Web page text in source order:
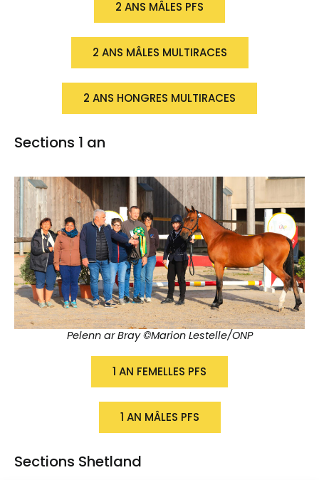
2 ANS MÂLES PFS
2 ANS MÂLES MULTIRACES
2 ANS HONGRES MULTIRACES
Sections 1 an
Pelenn ar Bray ©Marion Lestelle/ONP
1 AN FEMELLES PFS
1 AN MÂLES PFS
Sections Shetland